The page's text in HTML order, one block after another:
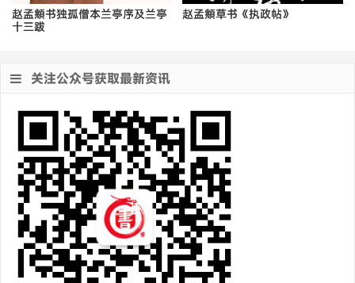
赵孟頫书独孤僧本兰亭序及兰亭
十三跋
赵孟頫草书《执政帖》
关注公众号获取最新资讯